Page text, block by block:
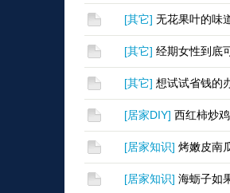
[其它] 无花果叶的味
[其它] 经期女性到底
[其它] 想试试省钱的
[居家DIY] 西红柿炒
[居家知识] 烤嫩皮南
[居家知识] 海蛎子如